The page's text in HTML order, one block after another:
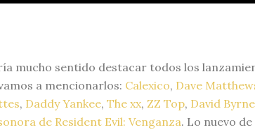
mucho sentido destacar todos los
a mencionarlos: Calexico, Dave
, Daddy Yankee, The xx, ZZ Top, David
de Resident Evil: Venganza. Lo nuevo de